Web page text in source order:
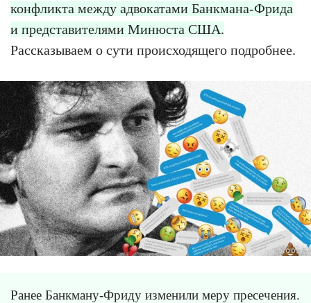
конфликта между адвокатами Банкмана-Фрида
и представителями Минюста США.
Рассказываем о сути происходящего подробнее.
Ранее Банкману-Фриду изменили меру пресечения.